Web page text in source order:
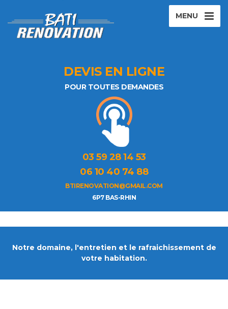
MENU
DEVIS EN LIGNE
POUR TOUTES DEMANDES
03 59 28 14 53
06 10 40 74 88
BTIRENOVATION@GMAIL.COM
6P7 BAS-RHIN
Notre domaine, l'entretien et le rafraichissement de
votre habitation.